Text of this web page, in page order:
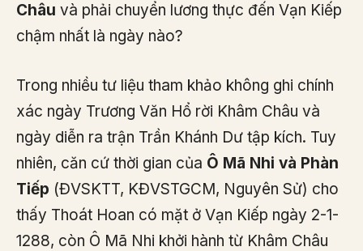
Châu và phải chuyển lương thực đến Vạn Kiếp
chậm nhất là ngày nào?
Trong nhiều tư liệu tham khảo không ghi chính
xác ngày Trương Văn Hổ rời Khâm Châu và
ngày diễn ra trận Trần Khánh Dư tập kích. Tuy
nhiên, căn cứ thời gian của Ô Mã Nhi và Phàn
Tiếp (ĐVSKTT, KĐVSTGCM, Nguyên Sử) cho
thấy Thoát Hoan có mặt ở Vạn Kiếp ngày 2-1-
1288, còn Ô Mã Nhi khởi hành từ Khâm Châu